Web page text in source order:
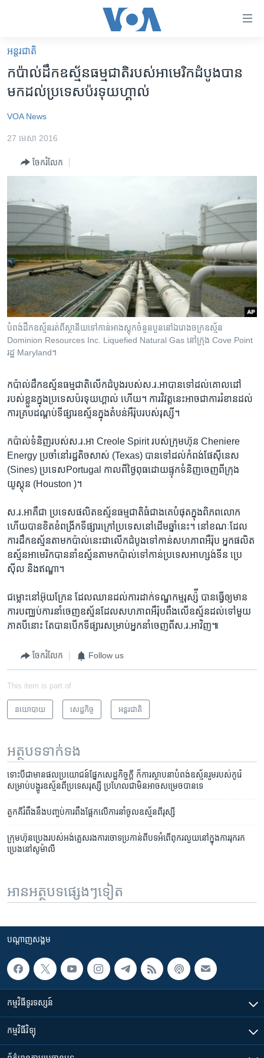
គេហទំព័រ​
ទាក់ទង
និង​
ទំព័រ​
ចូល​
ទំព័រ​
រចនា
សម្ព័ន្ធ​
រំលង​
និង​
ចូល​
ទៅ​
កាន់​
ស្វែង​
កម្ពុជាច្នៃប្រតិដ្ឋ
ទូរទស្សន៍ / វីដេអូ​
វិទ្យុ / ផតខាសថ៍
កម្មវិធីទាំងអស់
Khmer English
បណ្តាញ​សង្គម
អន្តរជាតិ
កប៉ាល់ដឹកឧស្ម័ន​ធម្មជាតិ​របស់​អាមេរិក​ដំបូង​បាន​
មក​ដល់​ប្រទេស​ប៉រទុយហ្គាល់
VOA News
27 មេសា 2016
ចែករំលែក
បំពង់​ដឹក​ឧស្ម័ន​រត់​ពី​ស្ថានីយ​ទៅ​កាន់​អាង​ស្តុកចំនួន​បួន​​នៅ​ឯ​រោងចក្រ​​ឧស្ម័ន​
Dominion Resources Inc. Liquefied Natural Gas នៅ​ក្រុង Cove Point
រដ្ឋ​ Maryland។
កប៉ាល់​ដឹក​ឧស្ម័នធម្មជាតិ​លើក​ដំបូង​របស់​ស.រ.អា​បាន​ទៅ​ដល់​គោលដៅ​
របស់​ខ្លួន​ក្នុង​ប្រទេស​ប៉រទុយហ្គាល់ ហើយ។ ការ​វិវត្ត​នេះ​អាច​ជា​ការ​រំខាន​ដល់​
ការ​គ្របដណ្តប់​ទីផ្សារ​ឧស្ម័ន​ក្នុង​តំបន់​អឺរ៉ុប​របស់​រុស្សី។
កប៉ាល់​ទំនិញ​របស់​ស.រ.អា Creole Spirit របស់​ក្រុមហ៊ុន Cheniere
Energy ប្រចាំ​នៅ​រដ្ឋ​តិចសាស់ (Texas) បាន​ទៅ​ដល់​កំពង់ផែស៊ីនេស
(Sines) ប្រទេសPortugal កាល​ពី​ថ្ងៃ​ពុធ​ដោយ​ផ្ទុក​ទំនិញ​ចេញ​ពី​ក្រុង​
យូស្តុន (Houston )។
ស.រ.អា​គឺ​ជា ប្រទេស​ផលិត​ឧស្ម័ន​ធម្មជាតិ​ធំ​ជាង​គេ​បំផុត​ក្នុង​ពិភពលោក
ហើយ​បាន​ខិតខំ​ពង្រីក​ទីផ្សារ​ក្រៅ​ប្រទេស​នៅ​ដើម​ឆ្នាំ​នេះ។ នៅ​ខណៈ​ដែល​
ការ​ដឹក​ឧស្ម័ន​តាម​កប៉ាល់​នេះ​ជា​លើក​ដំបូង​ទៅ​កាន់​សហភាព​អឺរ៉ុប អ្នក​ផលិត​
ឧស្ម័ន​អាមេរិក​បាន​នាំឧស្ម័ន​តាម​កប៉ាល់​ទៅ​កាន់​ប្រទេស​អាហ្សង់ទីន ប្រេ
ស៊ីល និង​ឥណ្ឌា។
ជម្លោះ​នៅ​អ៊ុយក្រែន ដែល​ឈាន​ដល់​ការ​ដាក់​ទណ្ឌកម្ម​រុស្ស៉ី បាន​ធ្វើ​ឲ្យ​មាន​
ការ​បញ្ឈប់​ការ​នាំ​ចេញ​ឧស្ម័ន​ដែល​សហភាព​អឺរ៉ុប​ពឹង​លើ​ឧស្ម័ន​ដល់​ទៅ​មួយ​
ភាគ​បី​នោះ តែ​បាន​បើក​ទីផ្សារ​សម្រាប់​អ្នក​នាំ​ចេញ​ពី​ស.រ.អា​វិញ៕
ចែករំលែក Follow us
This item is part of
នយោបាយ សេដ្ឋកិច្ច អន្តរជាតិ
អត្ថបទ​ទាក់ទង
ទោះ​បីជា​មាន​ផល​ប្រយោជន៍​ផ្នែក​សេដ្ឋកិច្ច​ក្តី​ ក៏​ការ​ស្ថាបនា​បំពង់​ឧស្ម័ន​រួម​របស់​កូរ៉េ​
សម្រាប់​បង្ហូរ​ឧស្ម័ន​ពី​ប្រទេស​រុស្សី​ ប្រហែល​ជា​មិន​អាច​សម្រេច​បាន​ទេ
​តួកគី​រំពឹង​នឹង​បញ្ចប់​ការ​ពឹង​ផ្អែក​លើ​ការ​នាំ​ចូល​ឧស្ម័ន​ពី​រុស្សី
ក្រុមហ៊ុន​ប្រេង​របស់​អង់គ្លេស​រង​ការ​ចោទ​ប្រកាន់​ពី​បទ​អំពើ​ពុករលួយ​នៅ​ក្នុង​ការ​រុករក​
ប្រេង​នៅ​សូម៉ាលី
អានអត្ថបទផ្សេងៗទៀត
បណ្តាញ​សង្គម
កម្មវិធី​ទូរទស្សន៍
កម្មវិធី​វិទ្យុ